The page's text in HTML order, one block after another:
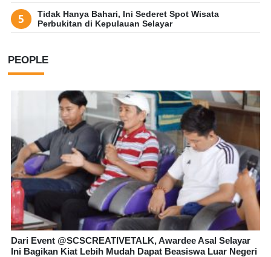
Tidak Hanya Bahari, Ini Sederet Spot Wisata
Perbukitan di Kepulauan Selayar
PEOPLE
Dari Event @SCSCREATIVETALK, Awardee Asal Selayar
Ini Bagikan Kiat Lebih Mudah Dapat Beasiswa Luar Negeri